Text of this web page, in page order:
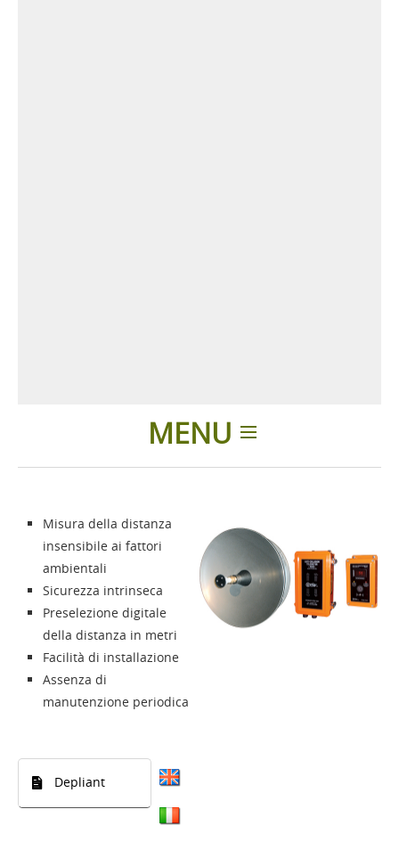
MENU
Differenza
Prodotti
Presentazione
Contatti
Login
Lingua
Misura della distanza
insensibile ai fattori
ambientali
Sicurezza intrinseca
Preselezione digitale
della distanza in metri
Facilità di installazione
Assenza di
manutenzione periodica
Depliant